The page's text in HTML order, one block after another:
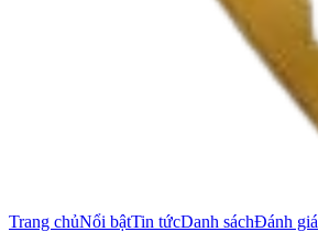
Trang chủNổi bậtTin tứcDanh sáchĐánh giá